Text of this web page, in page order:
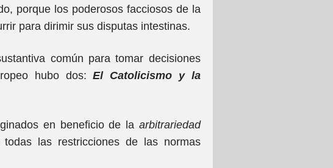
porque los poderosos facciosos de la
para dirimir sus disputas intestinas.
común para tomar decisiones
hubo dos:El Catolicismo y la
en beneficio de la arbitrariedad
las restricciones de las normas